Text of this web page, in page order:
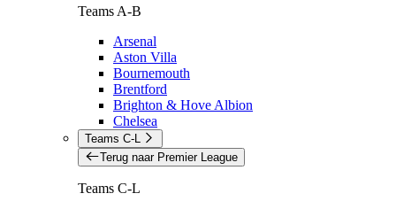
Teams A-B
Arsenal
Aston Villa
Bournemouth
Brentford
Brighton & Hove Albion
Chelsea
Teams C-L
Terug naar Premier League
Teams C-L